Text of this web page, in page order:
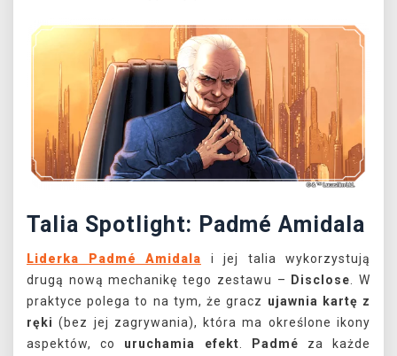
Talia Spotlight: Padmé Amidala
Liderka Padmé Amidala i jej talia wykorzystują
drugą nową mechanikę tego zestawu –
Disclose . W
praktyce polega to na tym, że gracz ujawnia kartę z
ręki (bez jej zagrywania), która ma określone ikony
aspektów, co uruchamia efekt Padmé za każde